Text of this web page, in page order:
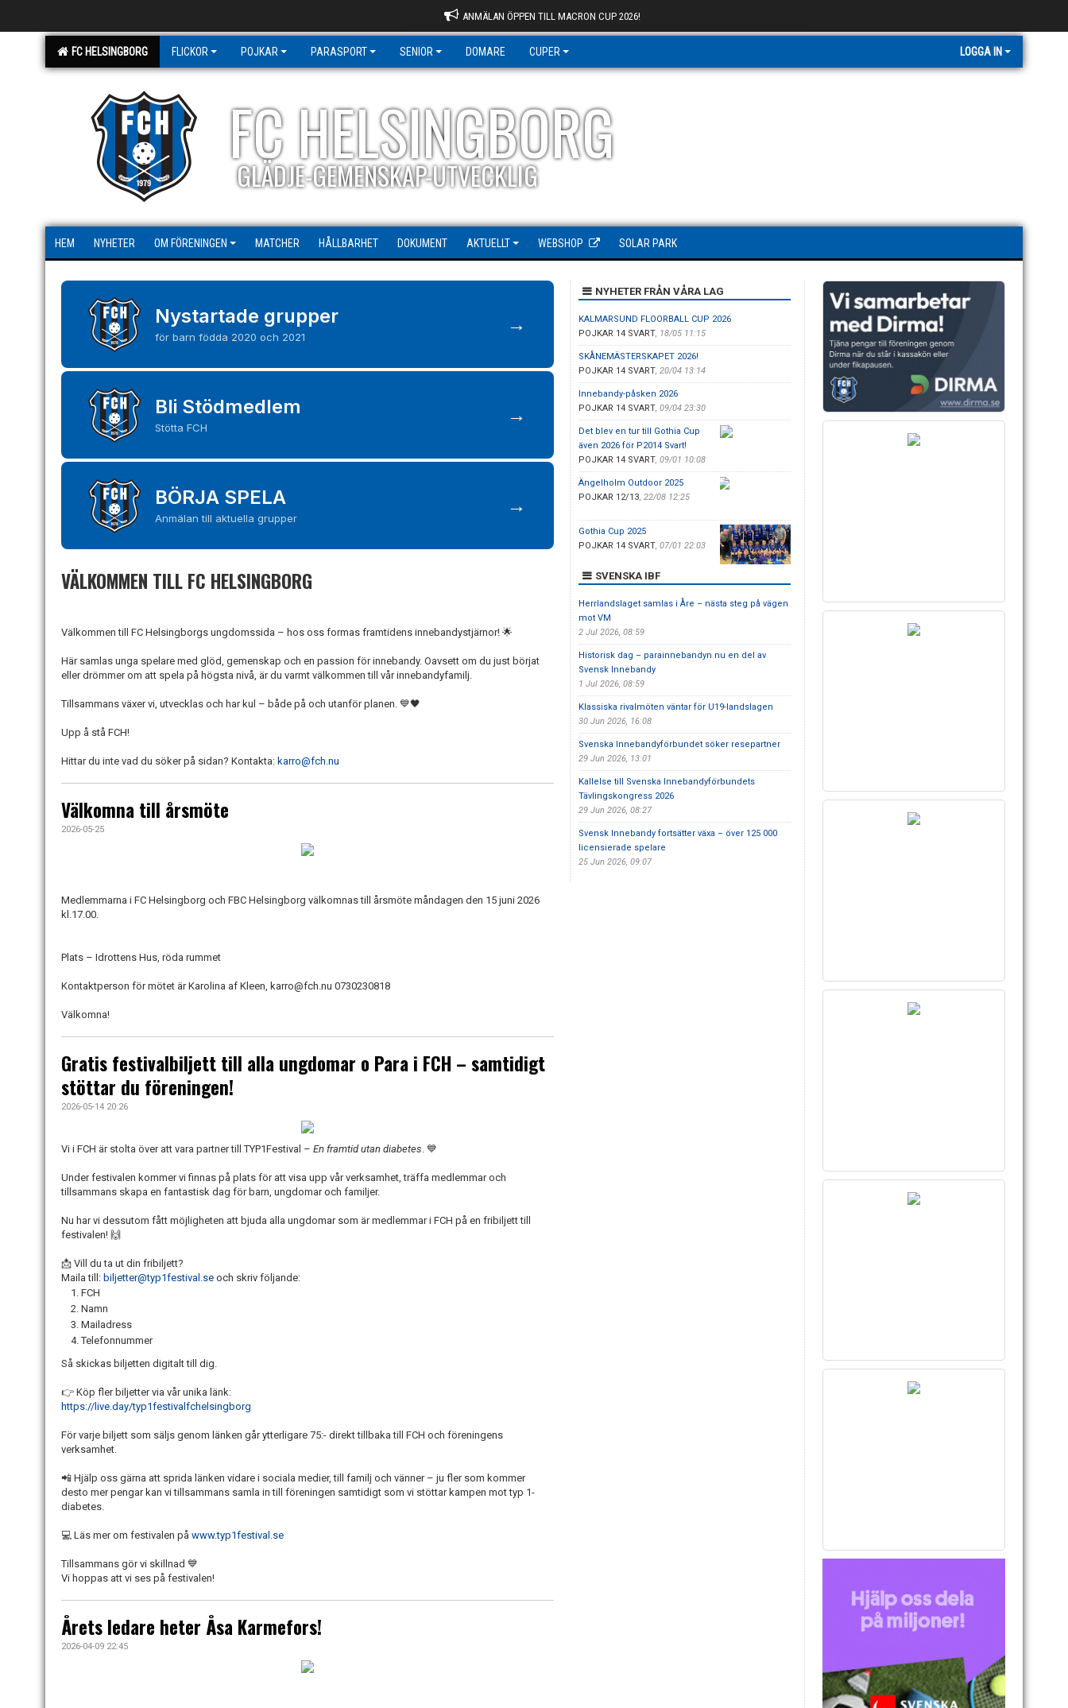
ANMÄLAN ÖPPEN TILL MACRON CUP 2026!
FC HELSINGBORG FLICKOR POJKAR PARASPORT SENIOR DOMARE CUPER LOGGA IN
FC HELSINGBORG
GLÄDJE-GEMENSKAP-UTVECKLIG
HEM NYHETER OM FÖRENINGEN MATCHER HÅLLBARHET DOKUMENT AKTUELLT WEBSHOP SOLAR PARK
Nystartade grupper
för barn födda 2020 och 2021
→
Bli Stödmedlem
Stötta FCH
→
BÖRJA SPELA
Anmälan till aktuella grupper
→
VÄLKOMMEN TILL FC HELSINGBORG
Välkommen till FC Helsingborgs ungdomssida – hos oss formas framtidens innebandystjärnor! 🌟
Här samlas unga spelare med glöd, gemenskap och en passion för innebandy. Oavsett om du just börjat
eller drömmer om att spela på högsta nivå, är du varmt välkommen till vår innebandyfamilj.
Tillsammans växer vi, utvecklas och har kul – både på och utanför planen. 💙🖤
Upp å stå FCH!
Hittar du inte vad du söker på sidan? Kontakta: karro@fch.nu
Välkomna till årsmöte
2026-05-25
Medlemmarna i FC Helsingborg och FBC Helsingborg välkomnas till årsmöte måndagen den 15 juni 2026
kl.17.00.
Plats – Idrottens Hus, röda rummet
Kontaktperson för mötet är Karolina af Kleen, karro@fch.nu 0730230818
Välkomna!
Gratis festivalbiljett till alla ungdomar o Para i FCH – samtidigt
stöttar du föreningen!
2026-05-14 20:26
Vi i FCH är stolta över att vara partner till TYP1Festival – En framtid utan diabetes. 💙
Under festivalen kommer vi finnas på plats för att visa upp vår verksamhet, träffa medlemmar och
tillsammans skapa en fantastisk dag för barn, ungdomar och familjer.
Nu har vi dessutom fått möjligheten att bjuda alla ungdomar som är medlemmar i FCH på en fribiljett till
festivalen! 🙌
📩 Vill du ta ut din fribiljett?
Maila till: biljetter@typ1festival.se och skriv följande:
FCH
Namn
Mailadress
Telefonnummer
Så skickas biljetten digitalt till dig.
👉 Köp fler biljetter via vår unika länk:
https://live.day/typ1festivalfchelsingborg
För varje biljett som säljs genom länken går ytterligare 75:- direkt tillbaka till FCH och föreningens
verksamhet.
📲 Hjälp oss gärna att sprida länken vidare i sociala medier, till familj och vänner – ju fler som kommer
desto mer pengar kan vi tillsammans samla in till föreningen samtidigt som vi stöttar kampen mot typ 1-
diabetes.
💻 Läs mer om festivalen på www.typ1festival.se
Tillsammans gör vi skillnad 💙
Vi hoppas att vi ses på festivalen!
Årets ledare heter Åsa Karmefors!
2026-04-09 22:45
NYHETER FRÅN VÅRA LAG
KALMARSUND FLOORBALL CUP 2026
POJKAR 14 SVART, 18/05 11:15
SKÅNEMÄSTERSKAPET 2026!
POJKAR 14 SVART, 20/04 13:14
Innebandy-påsken 2026
POJKAR 14 SVART, 09/04 23:30
Det blev en tur till Gothia Cup
även 2026 för P2014 Svart!
POJKAR 14 SVART, 09/01 10:08
Ängelholm Outdoor 2025
POJKAR 12/13, 22/08 12:25
Gothia Cup 2025
POJKAR 14 SVART, 07/01 22:03
SVENSKA IBF
Herrlandslaget samlas i Åre – nästa steg på vägen
mot VM
2 Jul 2026, 08:59
Historisk dag – parainnebandyn nu en del av
Svensk Innebandy
1 Jul 2026, 08:59
Klassiska rivalmöten väntar för U19-landslagen
30 Jun 2026, 16:08
Svenska Innebandyförbundet söker resepartner
29 Jun 2026, 13:01
Kallelse till Svenska Innebandyförbundets
Tävlingskongress 2026
29 Jun 2026, 08:27
Svensk Innebandy fortsätter växa – över 125 000
licensierade spelare
25 Jun 2026, 09:07